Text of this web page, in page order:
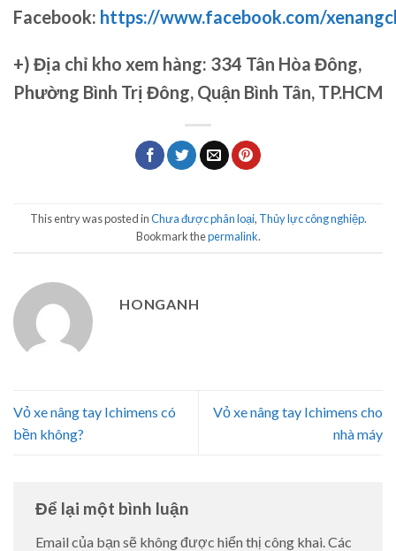
Facebook: https://www.facebook.com/
+) Địa chỉ kho xem hàng: 334 Tân Hòa Đông,
Phường Bình Trị Đông, Quận Bình Tân, TP.HCM
This entry was posted inChưa được phân loại, Thủy lực công nghiệp.
Bookmark thepermalink.
HONGANH
Vỏ xe nâng tay Ichimens có
bền không?
Vỏ xe nâng tay Ichimens cho
nhà máy
Để lại một bình luận
Email của bạn sẽ không được hiển thị công khai. Các